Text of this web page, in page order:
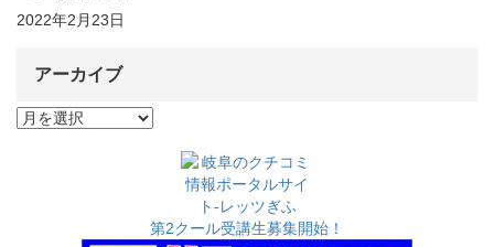
2022年2月23日
アーカイブ
ア
第2クール受講生募集開始！